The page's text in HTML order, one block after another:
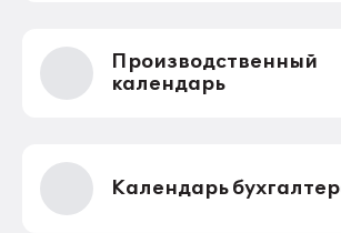
Производственный
календарь
Календарь